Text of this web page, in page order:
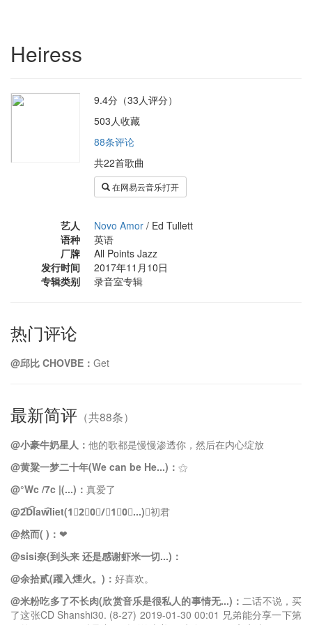
Heiress
9.4分（33人评分）
503人收藏
88条评论
共22首歌曲
在网易云音乐打开
艺人 Novo Amor / Ed Tullett
语种
英语
厂牌
All Points Jazz
发行时间
2017年11月10日
专辑类别
录音室专辑
热门评论
@邱比 CHOVBE： Get
最新简评 （共88条）
@小豪牛奶星人： 他的歌都是慢慢渗透你，然后在内心绽放
@黄粱一梦二十年(We can be He...)： ⚝
@°Wc /7c |(...)： 真爱了
@2᷍D᷍law᷍liet(1⃫2⃫0⃫/⃫1⃫0⃫...)：初君
@然而( )： ❤
@sisi奈(到头来 还是感谢虾米一切...)：
@余拾贰(躍入煙火。)： 好喜欢。
@米粉吃多了不长肉(欣赏音乐是很私人的事情无...)：二话不说，买
了这张CD Shanshi30. (8-27) 2019-01-30 00:01 兄弟能分享一下第